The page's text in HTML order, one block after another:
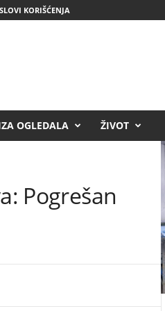
KORIŠĆENJA
OGLEDALA ŽIVOT
Pogrešan